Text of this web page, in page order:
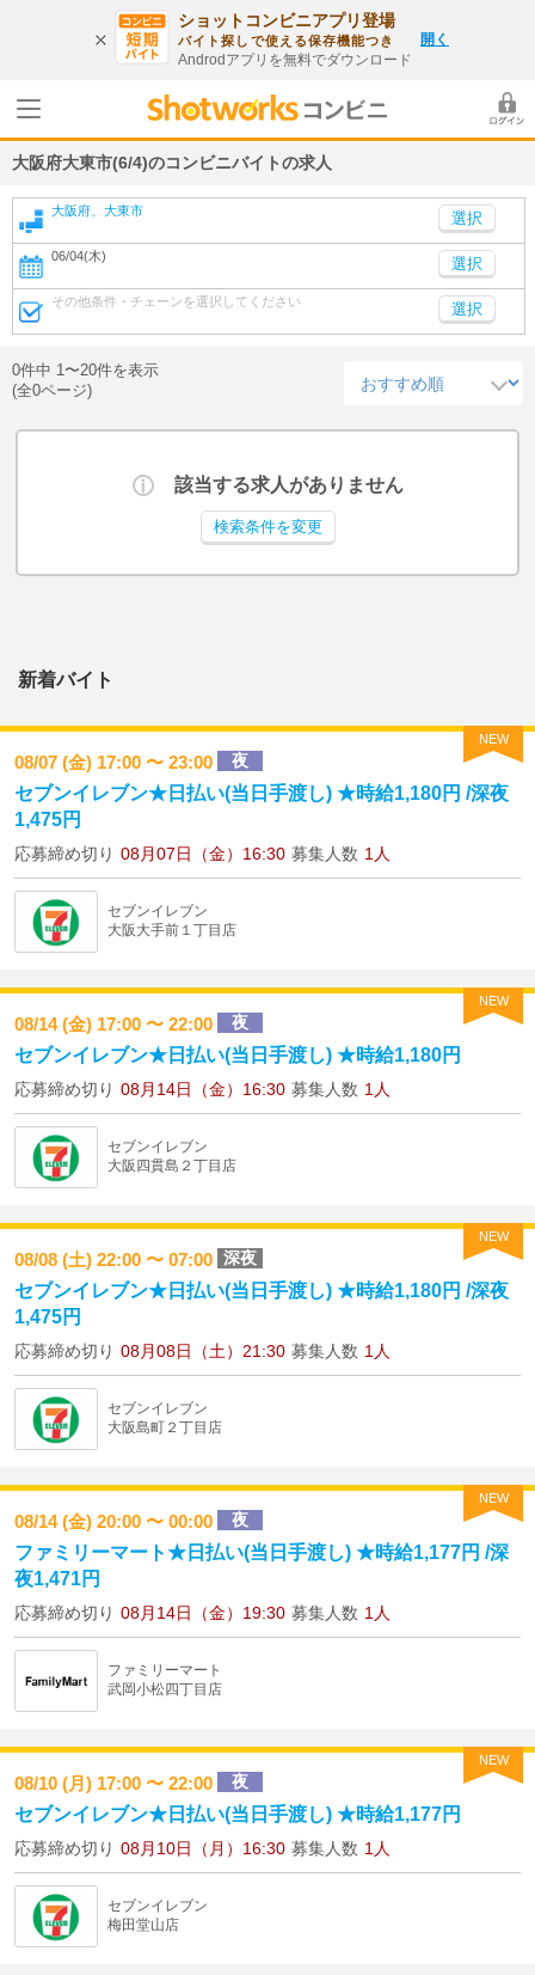
ショットコンビニアプリ登場
バイト探しで使える保存機能つき
Androdアプリを無料でダウンロード
開く
大阪府大東市(6/4)のコンビニバイトの求人
大阪府、大東市
06/04(木) 選択
その他条件・チェーンを選択してください 選択
0件中 1〜20件を表示
(全0ページ)
該当する求人がありません
検索条件を変更
新着バイト
NEW
08/07 (金) 17:00 〜 23:00 夜
セブンイレブン★日払い(当日手渡し) ★時給1,180円 /深夜
1,475円
応募締め切り 08月07日（金）16:30 募集人数 1人
セブンイレブン
大阪大手前１丁目店
NEW
08/14 (金) 17:00 〜 22:00 夜
セブンイレブン★日払い(当日手渡し) ★時給1,180円
応募締め切り 08月14日（金）16:30 募集人数 1人
セブンイレブン
大阪四貫島２丁目店
NEW
08/08 (土) 22:00 〜 07:00 深夜
セブンイレブン★日払い(当日手渡し) ★時給1,180円 /深夜
1,475円
応募締め切り 08月08日（土）21:30 募集人数 1人
セブンイレブン
大阪島町２丁目店
NEW
08/14 (金) 20:00 〜 00:00 夜
ファミリーマート★日払い(当日手渡し) ★時給1,177円 /深
夜1,471円
応募締め切り 08月14日（金）19:30 募集人数 1人
ファミリーマート
武岡小松四丁目店
NEW
08/10 (月) 17:00 〜 22:00 夜
セブンイレブン★日払い(当日手渡し) ★時給1,177円
応募締め切り 08月10日（月）16:30 募集人数 1人
セブンイレブン
梅田堂山店